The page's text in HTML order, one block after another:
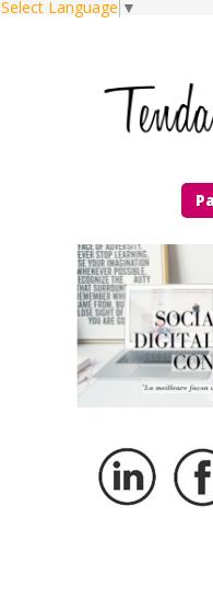
Select Language ▼